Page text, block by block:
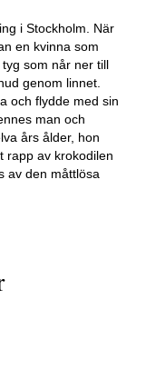
i Stockholm. När
en kvinna som
som når ner till
genom linnet.
och flydde med sin
man och
års ålder, hon
rapp av krokodilen
av den måttlösa